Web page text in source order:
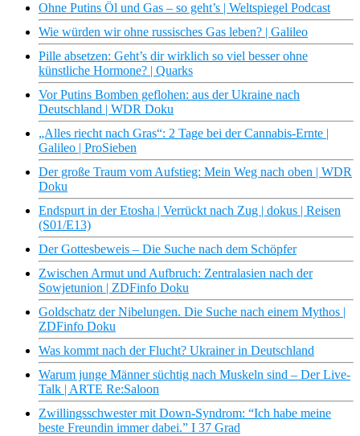
Ohne Putins Öl und Gas – so geht’s | Weltspiegel Podcast
Wie würden wir ohne russisches Gas leben? | Galileo
Pille absetzen: Geht’s dir wirklich so viel besser ohne
künstliche Hormone? | Quarks
Vor Putins Bomben geflohen: aus der Ukraine nach
Deutschland | WDR Doku
„Alles riecht nach Gras“: 2 Tage bei der Cannabis-Ernte |
Galileo | ProSieben
Der große Traum vom Aufstieg: Mein Weg nach oben | WDR
Doku
Endspurt in der Etosha | Verrückt nach Zug | dokus | Reisen
(S01/E13)
Der Gottesbeweis – Die Suche nach dem Schöpfer
Zwischen Armut und Aufbruch: Zentralasien nach der
Sowjetunion | ZDFinfo Doku
Goldschatz der Nibelungen. Die Suche nach einem Mythos |
ZDFinfo Doku
Was kommt nach der Flucht? Ukrainer in Deutschland
Warum junge Männer süchtig nach Muskeln sind – Der Live-
Talk | ARTE Re:Saloon
Zwillingsschwester mit Down-Syndrom: “Ich habe meine
beste Freundin immer dabei.” I 37 Grad